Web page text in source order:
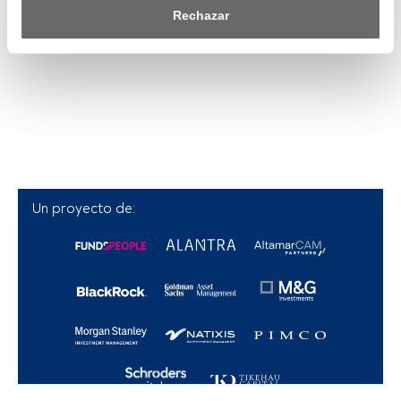
saber más, consulta nuestra política de privacidad.
datos para proporcionar:
Lista de asociados (proveedores)
Rechazar
Un proyecto de: